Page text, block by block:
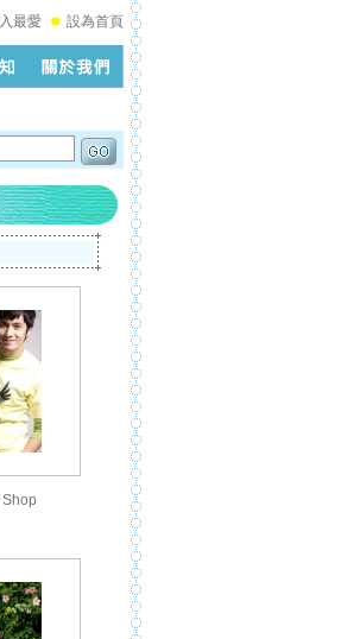
最愛 設為首頁